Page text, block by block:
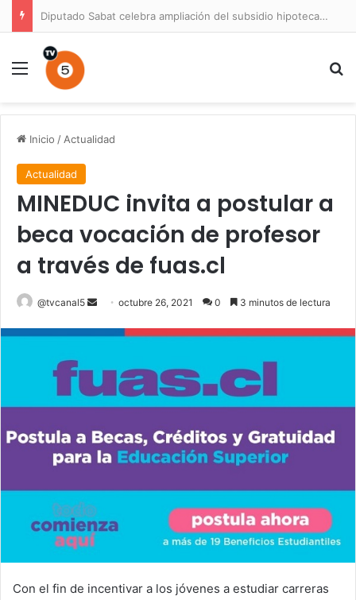
Diputado Sabat celebra ampliación del subsidio hipotecario con viviendas de hasta 6.000 UF
Menú
Inicio / Actualidad
Actualidad
MINEDUC invita a postular a
beca vocación de profesor
a través de fuas.cl
@tvcanal5
Send
email
octubre 26, 2021 0 3 minutos de lectura
Con el fin de incentivar a los jóvenes a estudiar carreras